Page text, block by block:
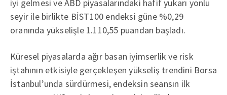
iyi gelmesi ve ABD piyasalarındaki hafif yukarı yönlü
seyir ile birlikte BİST100 endeksi güne %0,29
oranında yükselişle 1.110,55 puandan başladı.
Küresel piyasalarda ağır basan iyimserlik ve risk
iştahının etkisiyle gerçekleşen yükseliş trendini Borsa
İstanbul’unda sürdürmesi, endeksin seansın ilk